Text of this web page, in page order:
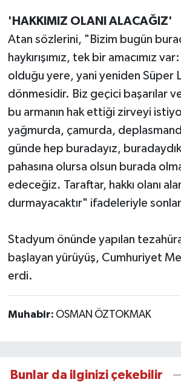
'HAKKIMIZ OLANI ALACAĞIZ'
Atan sözlerini, "Bizim bugün
haykırışımız, tek bir amacımız
olduğu yere, yani yeniden Süper
dönmesidir. Biz geçici başarılar
bu armanın hak ettiği zirveyi
yağmurda, çamurda,
günde hep buradayız,
pahasına olursa olsun burada
edeceğiz. Taraftar, hakkı olanı
durmayacaktır" ifadeleriyle
Stadyum önünde yapılan
başlayan yürüyüş, Cumhuriyet
erdi.
Muhabir: OSMAN ÖZTOKMAK
Bunlar da ilginizi çekebilir